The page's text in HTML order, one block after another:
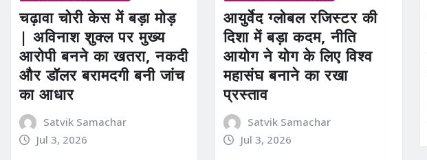
चढ़ावा चोरी केस में बड़ा मोड़
| अविनाश शुक्ल पर मुख्य
आरोपी बनने का खतरा, नकदी
और डॉलर बरामदगी बनी जांच
का आधार
Satvik Samachar
Jul 3, 2026
आयुर्वेद ग्लोबल रजिस्टर की
दिशा में बड़ा कदम, नीति
आयोग ने योग के लिए विश्व
महासंघ बनाने का रखा
प्रस्ताव
Satvik Samachar
Jul 3, 2026